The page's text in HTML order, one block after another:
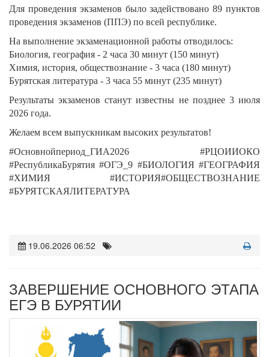
Для проведения экзаменов было задействовано 89 пунктов
проведения экзаменов (ППЭ) по всей республике.
На выполнение экзаменационной работы отводилось:
Биология, география - 2 часа 30 минут (150 минут)
Химия, история, обществознание - 3 часа (180 минут)
Бурятская литература - 3 часа 55 минут (235 минут)
Результаты экзаменов станут известны не позднее 3 июля
2026 года.
Желаем всем выпускникам высоких результатов!
#Основнойпериод_ГИА2026 #РЦОИИОКО
#РеспубликаБурятия #ОГЭ_9 #БИОЛОГИЯ #ГЕОГРАФИЯ
#ХИМИЯ #ИСТОРИЯ#ОБЩЕСТВОЗНАНИЕ
#БУРЯТСКАЯЛИТЕРАТУРА
19.06.2026 06:52
ЗАВЕРШЕНИЕ ОСНОВНОГО ЭТАПА
ЕГЭ В БУРЯТИИ